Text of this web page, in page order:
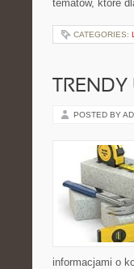
tematów, które
CATEGORIES:
POSTED BY
informacjami o